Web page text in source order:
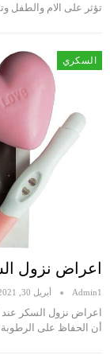
تؤثر على الام والطفل
السكري
اعراض نزول
Admin1 أبريل 30, 2021
اعراض نزول السكر
أن الحفاظ على